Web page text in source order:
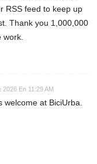
RSS feed to keep up
Thank you 1,000,000
2026 En 11:29 AM
at BiciUrba.